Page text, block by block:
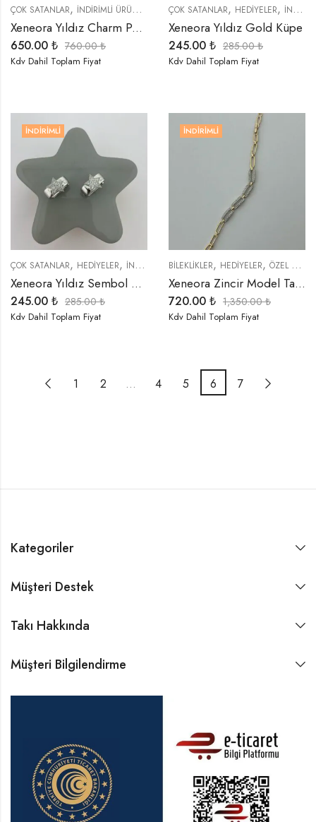
ÇOK SATANLAR, İNDIRIMLI ÜRÜNLER KOLYELER,TREND ÜRÜNLER,YENI
Xeneora Yıldız Charm Pan-Dora Kolye
650.00 ₺ 760.00₺
Kdv Dahil Toplam Fiyat
ÇOK SATANLAR, HEDIYELER, İNDIRIMLI ÜRÜNLER
Xeneora Yıldız Gold Küpe
245.00 ₺ 285.00₺
Kdv Dahil Toplam Fiyat
İNDIRIMLI
ÇOK SATANLAR, HEDIYELER, İNDIRIMLI ÜRÜNLER ,KÜPELER,TREND ÜRÜNLER
Xeneora Yıldız Sembol Gümüş Renk Küpe
245.00 ₺ 285.00₺
Kdv Dahil Toplam Fiyat
İNDIRIMLI
BİLEKLİKLER, HEDIYELER, ÖZEL SERİLER
Xeneora Zincir Model Taşlı Bileklik
720.00 ₺ 1,350.00₺
Kdv Dahil Toplam Fiyat
1 2 … 4 5 6 7
Kategoriler
Müşteri Destek
Takı Hakkında
Müşteri Bilgilendirme